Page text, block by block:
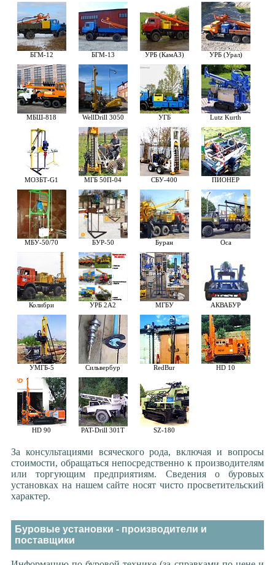
БГМ-12 БГМ-13 УРБ (КамАЗ) УРБ (Урал)
МБШ-818 WellDrill 3050 УГБ Lutz Kurth
МОЗБТ-G1 МГБ 50П-04 СБУ-400 ПИОНЕР
МБУ-50/70 БУР-50 Буран Оса
Колибри УРБ 2А2 МГБУ АКВАБУР
УМГБ-5 Сильвербур RedBur HD 10
HD 90 PAT-Drill 301T SZ-180
За консультациями всяческого рода, включая и вопросы
стоимости, обращаться непосредственно к производителям
или торгующим предприятиям. Сведения о буровых
установках на нашем сайте носят чисто просветительский
характер.
Буровые установки - производители и
поставщики